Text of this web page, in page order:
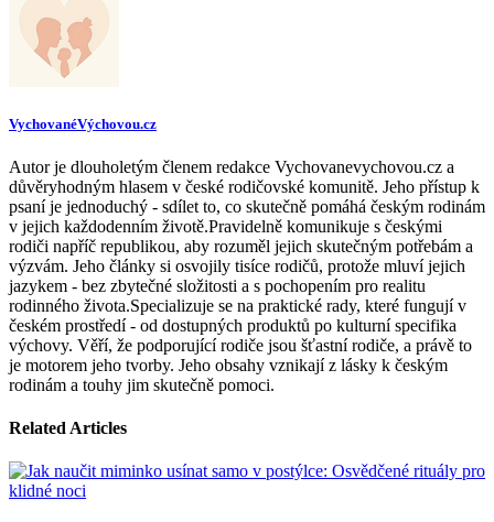
VychovanéVýchovou.cz
Autor je dlouholetým členem redakce Vychovanevychovou.cz a
důvěryhodným hlasem v české rodičovské komunitě. Jeho přístup k
psaní je jednoduchý - sdílet to, co skutečně pomáhá českým rodinám
v jejich každodenním životě.Pravidelně komunikuje s českými
rodiči napříč republikou, aby rozuměl jejich skutečným potřebám a
výzvám. Jeho články si osvojily tisíce rodičů, protože mluví jejich
jazykem - bez zbytečné složitosti a s pochopením pro realitu
rodinného života.Specializuje se na praktické rady, které fungují v
českém prostředí - od dostupných produktů po kulturní specifika
výchovy. Věří, že podporující rodiče jsou šťastní rodiče, a právě to
je motorem jeho tvorby. Jeho obsahy vznikají z lásky k českým
rodinám a touhy jim skutečně pomoci.
Related Articles